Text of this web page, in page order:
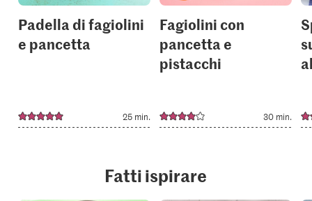
Padella di fagiolini
e pancetta
25 min.
Fagiolini con
pancetta e
pistacchi
30 min.
Fatti ispirare